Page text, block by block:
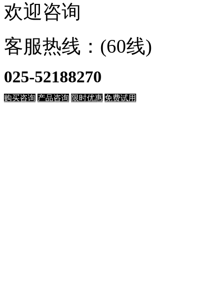
欢迎咨询
客服热线：(60线)
025-52188270
购买咨询 产品咨询 限时优惠 免费试用